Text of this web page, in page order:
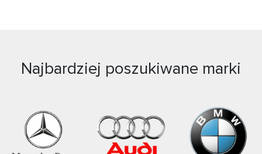
Najbardziej poszukiwane marki